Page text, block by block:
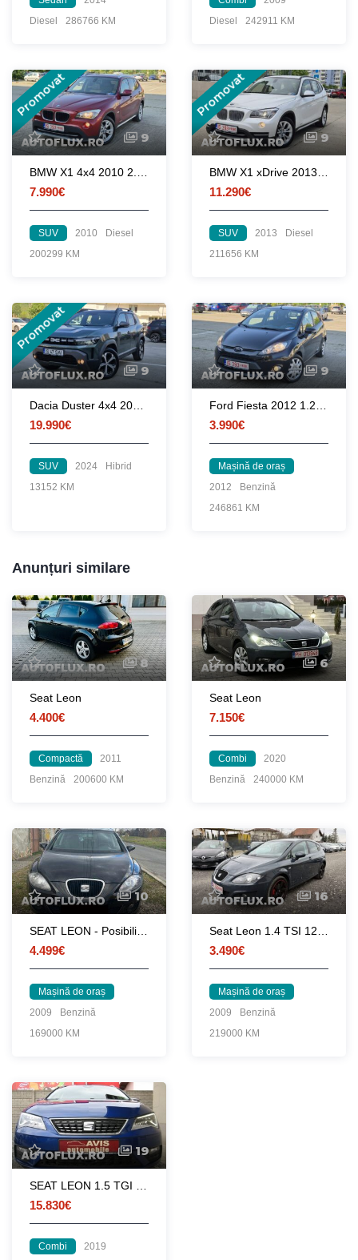
Diesel
286766 KM
Diesel
242911 KM
Promovat
9
7.990€
SUV 2010
Diesel
200299 KM
Promovat
9
11.290€
SUV 2013
Diesel
211656 KM
Promovat
9
19.990€
SUV 2024
Hibrid
13152 KM
9
3.990€
Mașină de oraș
2012
Benzină
246861 KM
Anunțuri similare
8
Seat Leon
4.400€
Compactă
2011
Benzină
200600 KM
6
Seat Leon
7.150€
Combi
2020
Benzină
240000 KM
10
SEAT LEON - Posibilitate achizitie si in rate fixe doar cu buletinul
4.499€
Mașină de oraș
2009
Benzină
169000 KM
16
Seat Leon 1.4 TSI 125 CP
3.490€
Mașină de oraș
2009
Benzină
219000 KM
19
15.830€
Combi
2019